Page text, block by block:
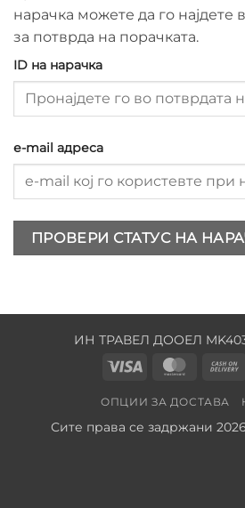
нарачка можете да го најдете
за потврда на порачката.
ID на нарачка
е-mail адреса
ПРОВЕРИ СТАТУС НА
ИН ТРАВЕЛ ДООЕЛ
Visa
ОПЦИИ ЗА ДОСТАВА
Сите права се задржани